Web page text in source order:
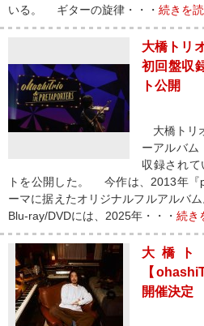
いる。 ギターの旋律・・・ 続きを
大橋トリ
初回盤収
ト公開
大橋トリ
ーアルバム
収録され
トを公開した。 今作は、2013年『
ーマに据えたオリジナルフルアルバ
Blu-ray/DVDには、2025年・・・ 続き
大橋ト
【
開催決定